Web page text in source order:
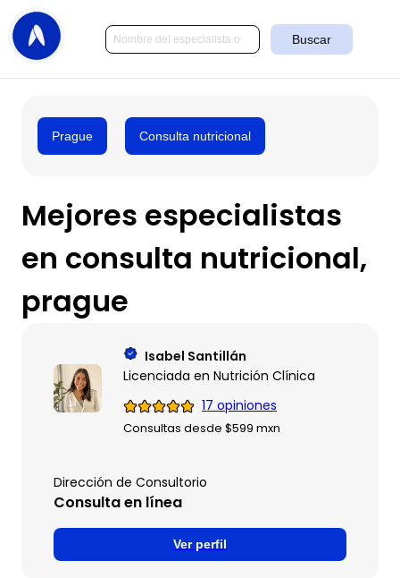
Buscar
Prague Consulta nutricional
Mejores especialistas
en consulta nutricional,
prague
Isabel Santillán
Licenciada en Nutrición Clínica
17 opiniones
Consultas desde $599 mxn
Dirección de Consultorio
Consulta en línea
Ver perfil